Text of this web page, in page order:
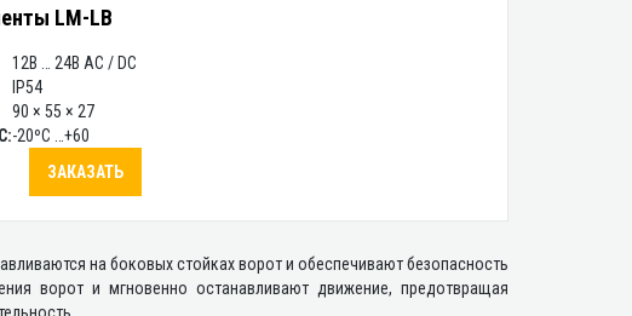
LM-LB
12В … 24В AC / DC
IP54
90 × 55 × 27
-20ºС …+60
ЗАКАЗАТЬ
на боковых стойках ворот и обеспечивают безопасность
ворот и мгновенно останавливают движение, предотвращая